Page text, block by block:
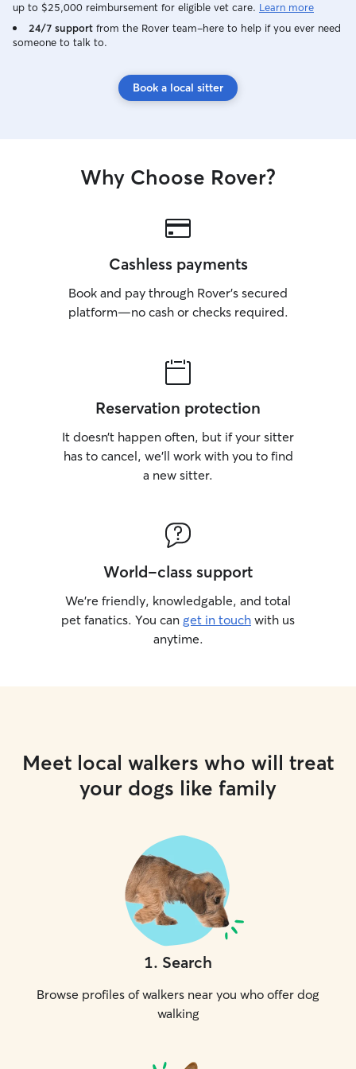
commissions ou une petite activité de
filles qui adorent les animaux autant que
pièces, au canapé ainsi qu’aux lits 🙂
up to $25,000 reimbursement for eligible vet care. Learn more
24/7 support from the Rover team–here to help if you ever need
someone to talk to.
Book a local sitter
Why Choose Rover?
Cashless payments
Book and pay through Rover’s secured
platform—no cash or checks required.
Reservation protection
It doesn’t happen often, but if your sitter
has to cancel, we’ll work with you to find
a new sitter.
World-class support
We’re friendly, knowledgable, and total
pet fanatics. You can get in touch with us
anytime.
Meet local walkers who will treat
your dogs like family
1. Search
Browse profiles of walkers near you who offer dog
walking